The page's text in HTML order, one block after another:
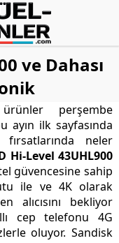
ve Dahası
perşembe
ayın ilk sayfasında
fırsatlarında neler
Hi-Level 43UHL900
güvencesine sahip
ile ve 4K olarak
alıcısını bekliyor
cep telefonu 4G
oluyor. Sandisk